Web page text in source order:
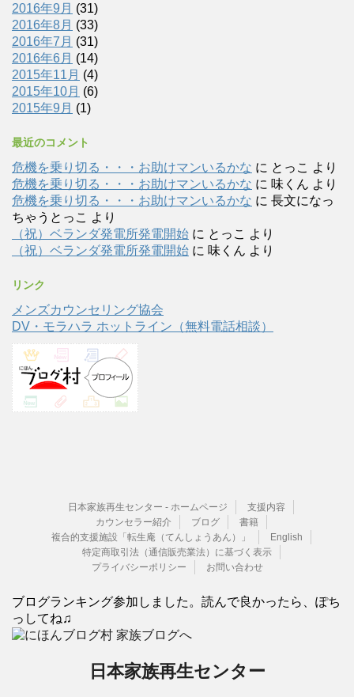
2016年9月 (31)
2016年8月 (33)
2016年7月 (31)
2016年6月 (14)
2015年11月 (4)
2015年10月 (6)
2015年9月 (1)
最近のコメント
危機を乗り切る・・・お助けマンいるかな に とっこ より
危機を乗り切る・・・お助けマンいるかな に 味くん より
危機を乗り切る・・・お助けマンいるかな に 長文になっ
ちゃうとっこ より
（祝）ベランダ発電所発電開始 に とっこ より
（祝）ベランダ発電所発電開始 に 味くん より
リンク
メンズカウンセリング協会
DV・モラハラ ホットライン（無料電話相談）
日本家族再生センター - ホームページ
支援内容
カウンセラー紹介
ブログ
書籍
複合的支援施設「転生庵（てんしょうあん）」
English
特定商取引法（通信販売業法）に基づく表示
プライバシーポリシー
お問い合わせ
ブログランキング参加しました。読んで良かったら、ぽち
っしてね♫
日本家族再生センター